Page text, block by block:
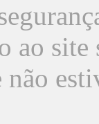
ao
não